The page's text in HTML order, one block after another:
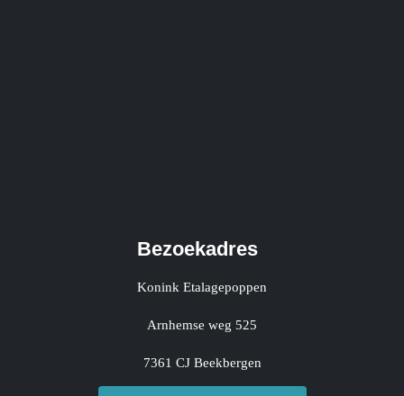
Bezoekadres
Konink Etalagepoppen
Arnhemse weg 525
7361 CJ Beekbergen